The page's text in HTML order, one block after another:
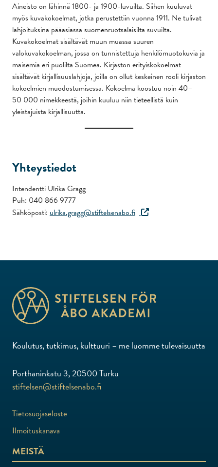
Aineisto on lähinnä 1800- ja 1900-luvuilta. Siihen kuuluvat
myös kuvakokoelmat, jotka perustettiin vuonna 1911. Ne tulivat
lahjoituksina pääasiassa suomenruotsalaisilta suvuilta.
Kuvakokoelmat sisältävät muun muassa suuren
valokuvakokoelman, jossa on tunnistettuja henkilömuotokuvia ja
maisemia eri puolilta Suomea. Kirjaston erityiskokoelmat
sisältävät kirjallisuuslahjoja, joilla on ollut keskeinen rooli kirjaston
kokoelmien muodostumisessa. Kokoelma koostuu noin 40–
50 000 nimekkeestä, joihin kuuluu niin tieteellistä kuin
yleistajuista kirjallisuutta.
Yhteystiedot
Intendentti Ulrika Grägg
Puh: 040 866 9777
Sähköposti: ulrika.gragg@stiftelsenabo.fi
Koulutus, tutkimus, kulttuuri – me luomme tulevaisuutta
Porthaninkatu 3, 20500 Turku
stiftelsen@stiftelsenabo.fi
Tietosuojaseloste
Ilmoituskanava
MEISTÄ